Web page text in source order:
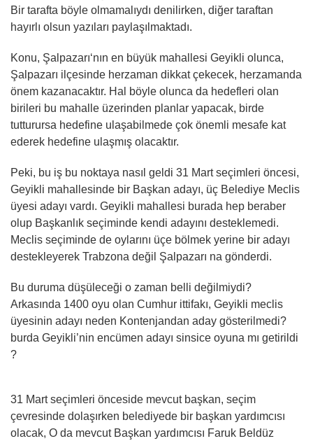
Bir tarafta böyle olmamalıydı denilirken, diğer taraftan
hayırlı olsun yazıları paylaşılmaktadı.
Konu, Şalpazarı‘nın en büyük mahallesi Geyikli olunca,
Şalpazarı ilçesinde herzaman dikkat çekecek, herzamanda
önem kazanacaktır. Hal böyle olunca da hedefleri olan
birileri bu mahalle üzerinden planlar yapacak, birde
tutturursa hedefine ulaşabilmede çok önemli mesafe kat
ederek hedefine ulaşmış olacaktır.
Peki, bu iş bu noktaya nasıl geldi 31 Mart seçimleri öncesi,
Geyikli mahallesinde bir Başkan adayı, üç Belediye Meclis
üyesi adayı vardı. Geyikli mahallesi burada hep beraber
olup Başkanlık seçiminde kendi adayını desteklemedi.
Meclis seçiminde de oylarını üçe bölmek yerine bir adayı
destekleyerek Trabzona değil Şalpazarı na gönderdi.
Bu duruma düşüleceği o zaman belli değilmiydi?
Arkasında 1400 oyu olan Cumhur ittifakı, Geyikli meclis
üyesinin adayı neden Kontenjandan aday gösterilmedi?
burda Geyikli’nin encümen adayı sinsice oyuna mı getirildi
?
31 Mart seçimleri önceside mevcut başkan, seçim
çevresinde dolaşırken belediyede bir başkan yardımcısı
olacak, O da mevcut Başkan yardımcısı Faruk Beldüz